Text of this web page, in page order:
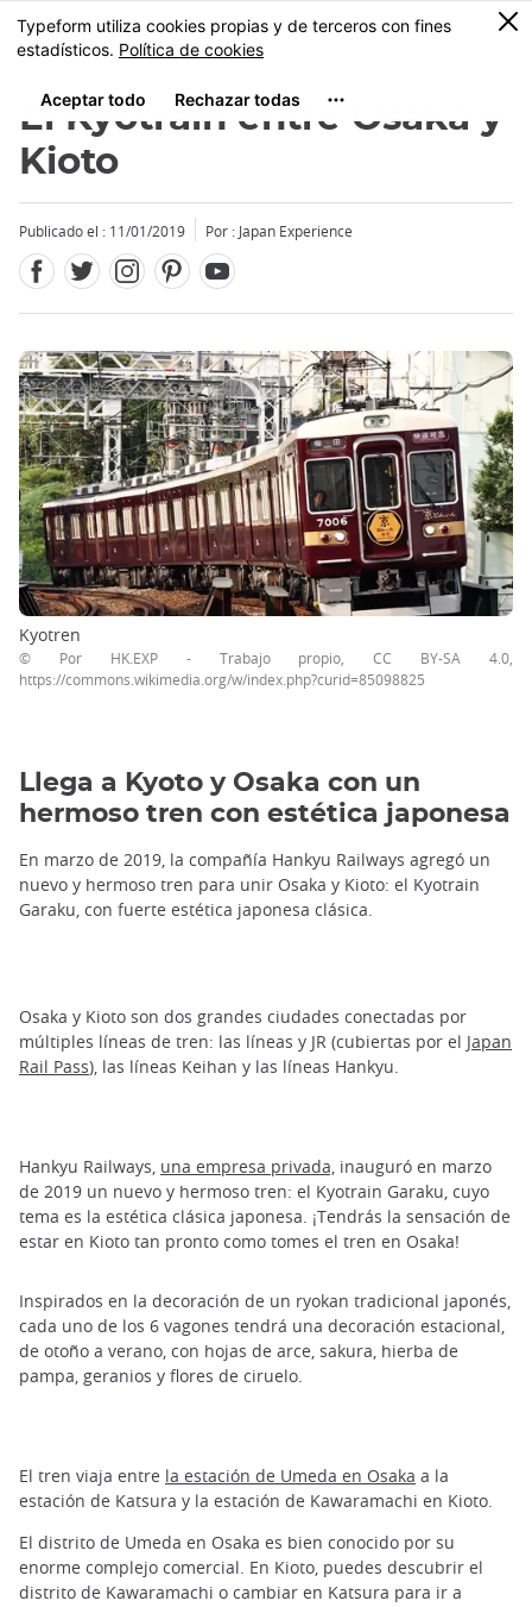
Tamaño
MENU
0
El Kyotrain entre Osaka y
Kioto
Publicado el : 11/01/2019 Por : Japan Experience
Kyotren
© Por HK.EXP - Trabajo propio, CC BY-SA 4.0,
https://commons.wikimedia.org/w/index.php?curid=85098825
Llega a Kyoto y Osaka con un
hermoso tren con estética japonesa
En marzo de 2019, la compañía Hankyu Railways agregó un
nuevo y hermoso tren para unir Osaka y Kioto: el Kyotrain
Garaku, con fuerte estética japonesa clásica.
Osaka y Kioto son dos grandes ciudades conectadas por
múltiples líneas de tren: las líneas y JR (cubiertas por el Japan
Rail Pass), las líneas Keihan y las líneas Hankyu.
Hankyu Railways, una empresa privada, inauguró en marzo
de 2019 un nuevo y hermoso tren: el Kyotrain Garaku, cuyo
tema es la estética clásica japonesa. ¡Tendrás la sensación de
estar en Kioto tan pronto como tomes el tren en Osaka!
Inspirados en la decoración de un ryokan tradicional japonés,
cada uno de los 6 vagones tendrá una decoración estacional,
de otoño a verano, con hojas de arce, sakura, hierba de
pampa, geranios y flores de ciruelo.
El tren viaja entre la estación de Umeda en Osaka a la
estación de Katsura y la estación de Kawaramachi en Kioto.
El distrito de Umeda en Osaka es bien conocido por su
enorme complejo comercial. En Kioto, puedes descubrir el
distrito de Kawaramachi o cambiar en Katsura para ir a